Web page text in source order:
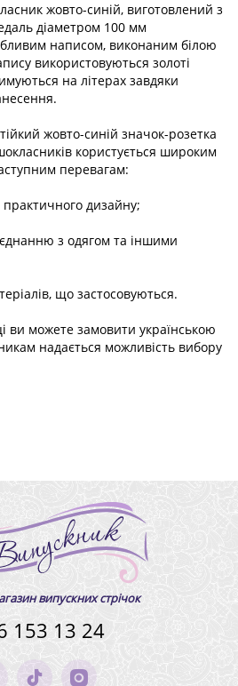
жовто-синій, виготовлений з
діаметром 100 мм
написом, виконаним білою
використовуються золоті
на літерах завдяки
жовто-синій значок-розетка
користується широким
перевагам:
дизайну;
з одягом та іншими
що застосовуються.
ви можете замовити українською
надається можливість вибору
випускних стрічок
153 13 24